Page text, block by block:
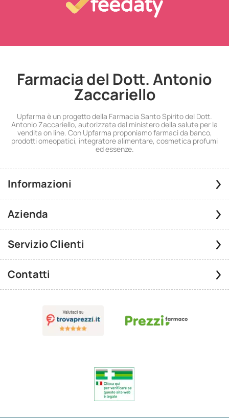
Farmacia del Dott. Antonio
Zaccariello
Upfarma è un progetto della Farmacia Santo Spirito del Dott.
Antonio Zaccariello, autorizzata dal ministero della salute per la
vendita on line. Con Upfarma proponiamo farmaci da banco,
prodotti omeopatici, integratore alimentare, cosmetica profumi
ed essenze.
Informazioni
Azienda
Servizio Clienti
Contatti